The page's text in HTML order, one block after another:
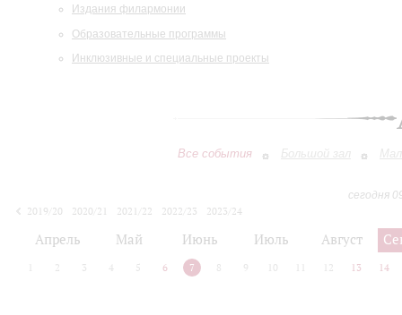
Издания филармонии
Образовательные программы
Инклюзивные и специальные проекты
Все события Большой зал
сегодня
2019/20
2020/21 2021/22 2022/23
2023/24
Апрель Май Июнь Июль Август
2 3 4 5 6 7 8 9 10 12 13 14